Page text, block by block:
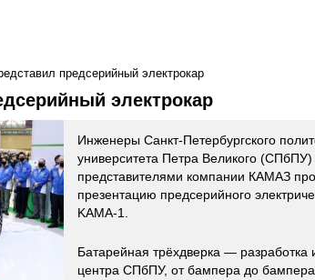
предсерийный электрокар
электрокар
Инженеры Санкт-Петербургского
университета Петра Великого (СПбПУ)
представителями компании КАМАЗ
презентацию предсерийного
KAMA-1.
Батарейная трёхдверка ― разработка
центра СПбПУ, от бампера до бампера